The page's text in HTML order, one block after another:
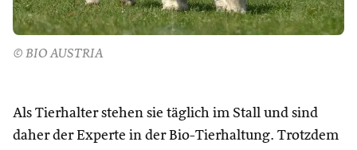
© BIO AUSTRIA
Als Tierhalter stehen sie täglich im Stall und sind
daher der Experte in der Bio-Tierhaltung. Trotzdem